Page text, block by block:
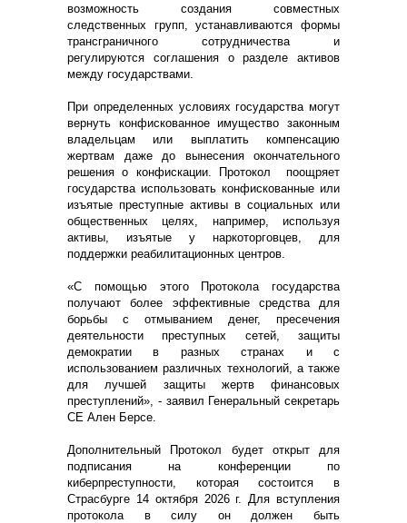
возможность создания совместных
следственных групп, устанавливаются формы
трансграничного сотрудничества и
регулируются соглашения о разделе активов
между государствами.
При определенных условиях государства могут
вернуть конфискованное имущество законным
владельцам или выплатить компенсацию
жертвам даже до вынесения окончательного
решения о конфискации. Протокол поощряет
государства использовать конфискованные или
изъятые преступные активы в социальных или
общественных целях, например, используя
активы, изъятые у наркоторговцев, для
поддержки реабилитационных центров.
«С помощью этого Протокола государства
получают более эффективные средства для
борьбы с отмыванием денег, пресечения
деятельности преступных сетей, защиты
демократии в разных странах и с
использованием различных технологий, а также
для лучшей защиты жертв финансовых
преступлений», - заявил Генеральный секретарь
СЕ Ален Берсе.
Дополнительный Протокол будет открыт для
подписания на конференции по
киберпреступности, которая состоится в
Страсбурге 14 октября 2026 г. Для вступления
протокола в силу он должен быть